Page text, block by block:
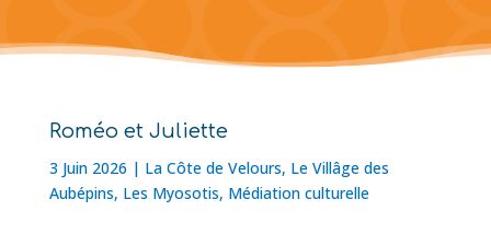
Roméo et Juliette
3 Juin 2026 | La Côte de Velours, Le Villâge des
Aubépins, Les Myosotis, Médiation culturelle